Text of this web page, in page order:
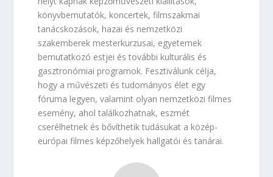
könyvbemutatók, koncertek, filmszakmai
tanácskozások, hazai és nemzetközi
szakemberek mesterkurzusai, egyetemek
bemutatkozó estjei és további kulturális és
gasztronómiai programok. Fesztiválunk célja,
hogy a művészeti és tudományos élet egy
fóruma legyen, valamint olyan nemzetközi filmes
esemény, ahol találkozhatnak, eszmét
cserélhetnek és bővíthetik tudásukat a közép-
európai filmes képzőhelyek hallgatói és tanárai.